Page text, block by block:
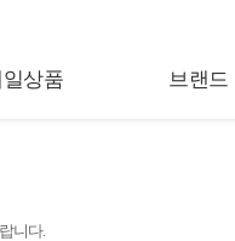
상품 브랜드
니다.